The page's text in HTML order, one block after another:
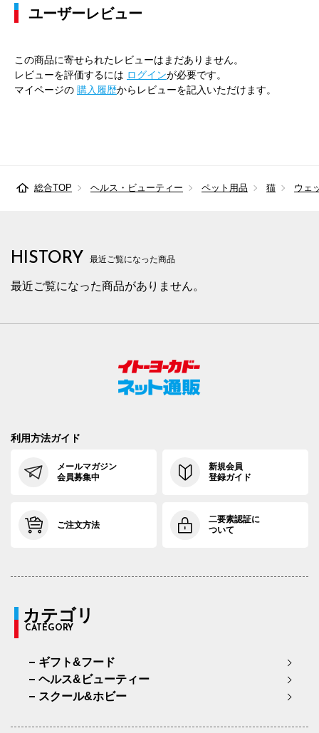
ユーザーレビュー
この商品に寄せられたレビューはまだありません。
レビューを評価するには ログインが必要です。
マイページの 購入履歴からレビューを記入いただけます。
総合TOP ヘルス・ビューティー ペット用品 猫 ウェ
HISTORY 最近ご覧になった商品
最近ご覧になった商品がありません。
利用方法ガイド
メールマガジン
会員募集中
新規会員
登録ガイド
ご注文方法
二要素認証に
ついて
カテゴリ
CATEGORY
ギフト&フード
ヘルス&ビューティー
スクール&ホビー